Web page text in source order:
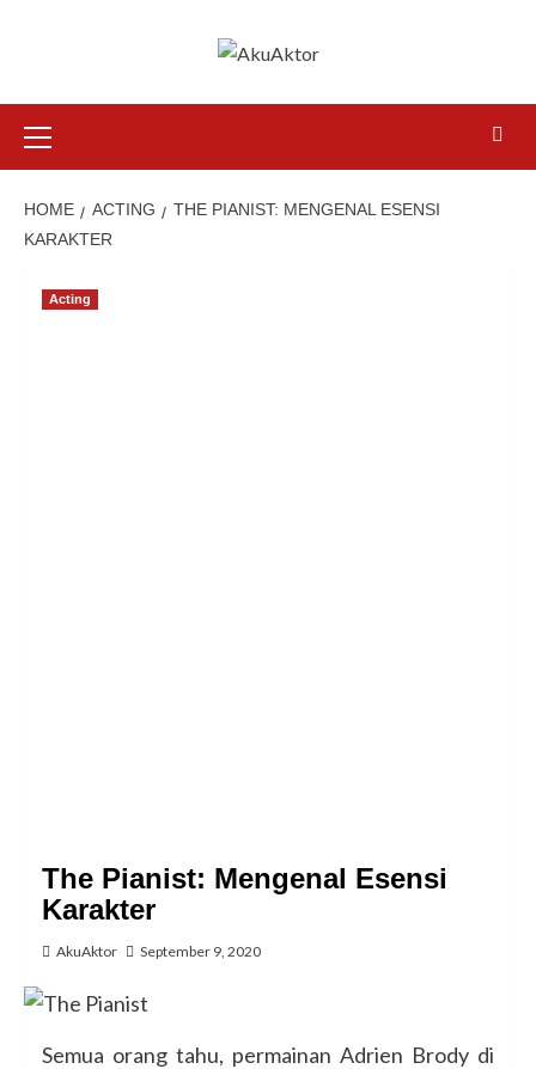
HOME ACTING
THE PIANIST: MENGENAL ESENSI
KARAKTER
Acting
The Pianist: Mengenal Esensi
Karakter
AkuAktor September 9, 2020
Semua orang tahu, permainan Adrien Brody di